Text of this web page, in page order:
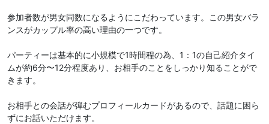
参加者数が男女同数になるようにこだわっています。この男女バラ
ンスがカップル率の高い理由の一つです。
パーティーは基本的に小規模で1時間程の為、1：1の自己紹介タイ
ムが約6分〜12分程度あり、お相手のことをしっかり知ることがで
きます。
お相手との会話が弾むプロフィールカードがあるので、話題に困ら
ずにお話いただけます。